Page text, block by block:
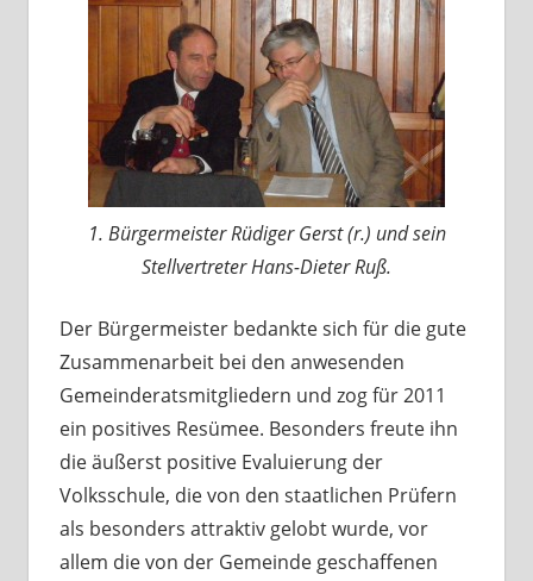
1. Bürgermeister Rüdiger Gerst (r.) und sein
Stellvertreter Hans-Dieter Ruß.
Der Bürgermeister bedankte sich für die gute
Zusammenarbeit bei den anwesenden
Gemeinderatsmitgliedern und zog für 2011
ein positives Resümee. Besonders freute ihn
die äußerst positive Evaluierung der
Volksschule, die von den staatlichen Prüfern
als besonders attraktiv gelobt wurde, vor
allem die von der Gemeinde geschaffenen